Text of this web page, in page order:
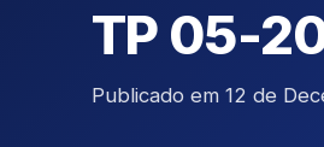
TP 05-
Publicado em 12 de